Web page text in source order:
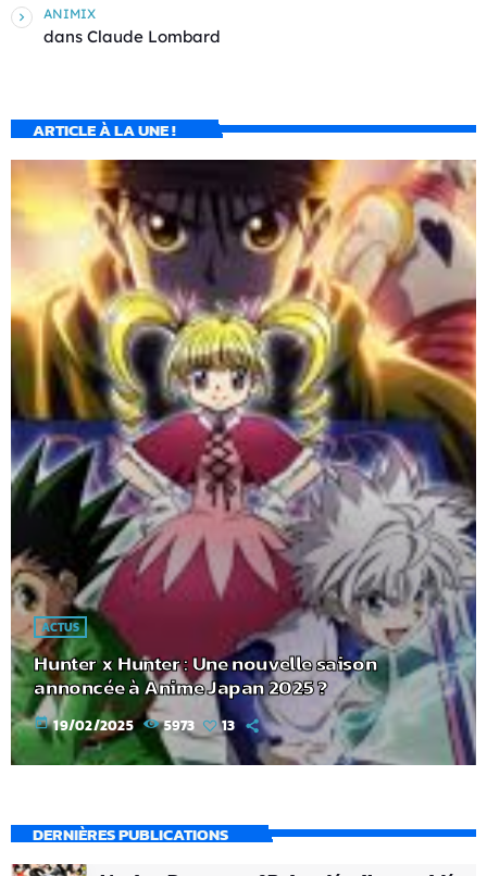
ANIMIX
dans Claude Lombard
ARTICLE À LA UNE !
ACTUS
Hunter x Hunter : Une nouvelle saison
annoncée à Anime Japan 2025 ?
today 19/02/2025 5973 13
DERNIÈRES PUBLICATIONS